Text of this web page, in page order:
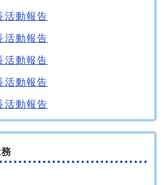
活動報告
活動報告
活動報告
活動報告
活動報告